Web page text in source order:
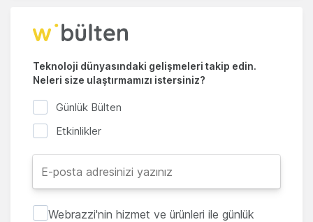
Teknoloji dünyasındaki gelişmeleri takip edin.
Neleri size ulaştırmamızı istersiniz?
Günlük Bülten
Etkinlikler
Webrazzi'nin hizmet ve ürünleri ile günlük